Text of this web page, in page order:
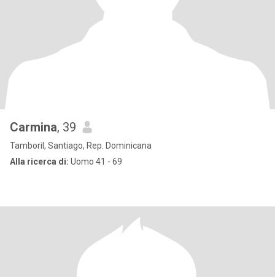
Carmina, 39
Tamboril, Santiago, Rep. Dominicana
Alla ricerca di: Uomo 41 - 69